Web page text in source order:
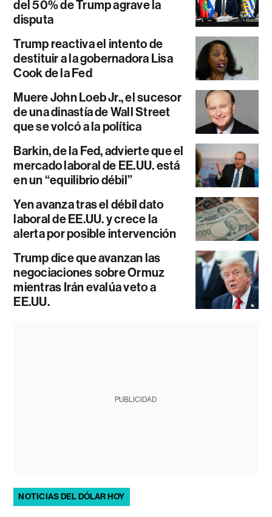
del 50% de Trump agrave la
disputa
Trump reactiva el intento de
destituir a la gobernadora Lisa
Cook de la Fed
Muere John Loeb Jr., el sucesor
de una dinastía de Wall Street
que se volcó a la política
Barkin, de la Fed, advierte que el
mercado laboral de EE.UU. está
en un “equilibrio débil”
Yen avanza tras el débil dato
laboral de EE.UU. y crece la
alerta por posible intervención
Trump dice que avanzan las
negociaciones sobre Ormuz
mientras Irán evalúa veto a
EE.UU.
PUBLICIDAD
NOTICIAS DEL DÓLAR HOY